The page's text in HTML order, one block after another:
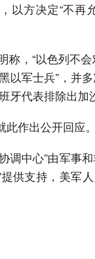
以方决定“不再
，“以色列不会
以军士兵”，并
牙代表排除出加
作出公开回应。
调中心”由军事
供支持，美军